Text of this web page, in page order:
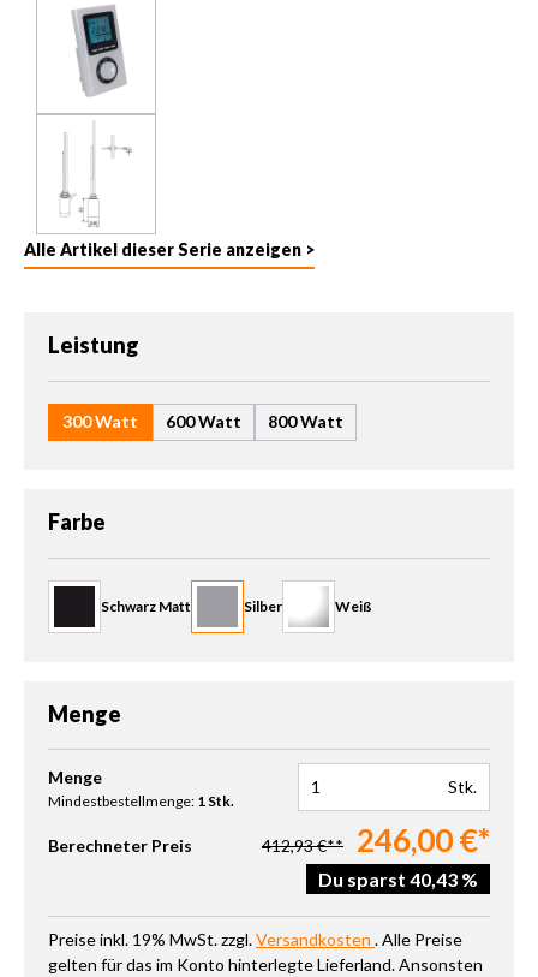
Alle Artikel dieser Serie anzeigen >
Leistung
300 Watt 600 Watt 800 Watt
Farbe
Schwarz Matt Silber Weiß
Menge
Produkt Anzahl: Gib den gewünschten Wert ein oder benutze
Menge
Mindestbestellmenge: 1 Stk.
Stk.
Berechneter Preis 412,93 €** 246,00 €*
Du sparst 40,43 %
Preise inkl. 19% MwSt. zzgl.Versandkosten . Alle Preise
gelten für das im Konto hinterlegte Lieferland. Ansonsten